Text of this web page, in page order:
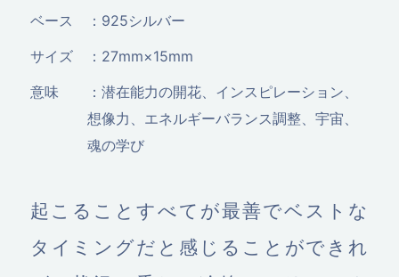
ベース
：925シルバー
サイズ
：27mm×15mm
意味
：潜在能力の開花、インスピレーション、
想像力、エネルギーバランス調整、宇宙、
魂の学び
起こることすべてが最善でベストな
タイミングだと感じることができれ